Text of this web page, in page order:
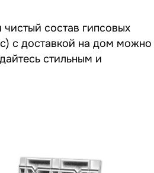
состав гипсовых
с доставкой на дом можно
стильным и